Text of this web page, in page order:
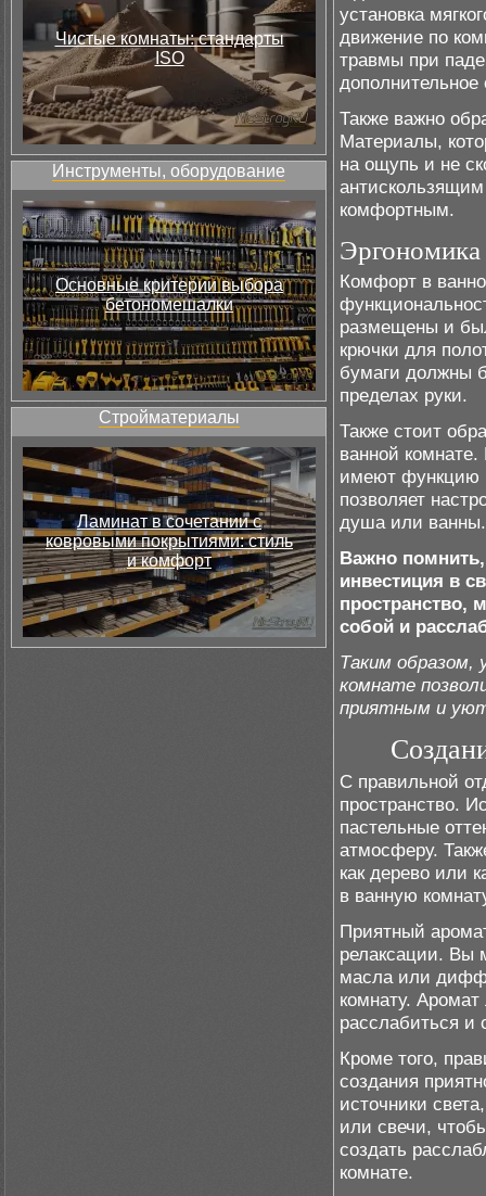
Чистые комнаты: стандарты
ISO
Инструменты, оборудование
Основные критерии выбора
бетономешалки
Стройматериалы
Ламинат в сочетании с
ковровыми покрытиями: стиль
и комфорт
установка
движение по
травмы при
Также важно
Материалы,
на ощупь и не
комфортным.
Эргономика
Комфорт в
размещены и
крючки для
бумаги должны
пределах руки.
Также стоит
ванной
имеют функцию
позволяет
душа или ванны.
Важно
инвестиция в
пространство,
собой и
Таким образом,
комнате
приятным и
С правильной
пространство.
пастельные
атмосферу.
как дерево или
в ванную
Приятный
релаксации. Вы
масла или
комнату.
расслабиться и
Кроме того,
создания
источники
или свечи,
создать
комнате.